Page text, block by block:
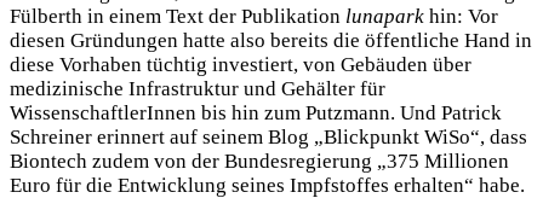
Fülberth in einem Text der Publikation lunapark hin: Vor
diesen Gründungen hatte also bereits die öffentliche Hand in
diese Vorhaben tüchtig investiert, von Gebäuden über
medizinische Infrastruktur und Gehälter für
WissenschaftlerInnen bis hin zum Putzmann. Und Patrick
Schreiner erinnert auf seinem Blog „Blickpunkt WiSo“, dass
Biontech zudem von der Bundesregierung „375 Millionen
Euro für die Entwicklung seines Impfstoffes erhalten“ habe.